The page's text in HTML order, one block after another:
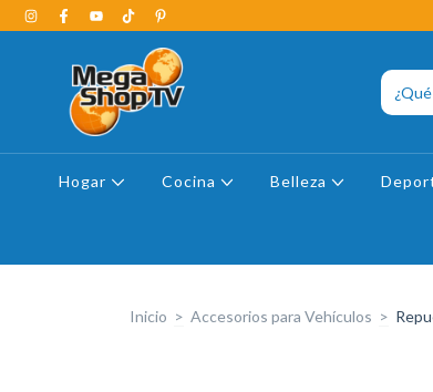
Hogar Cocina Belleza
Inicio > Accesorios para Vehículos >